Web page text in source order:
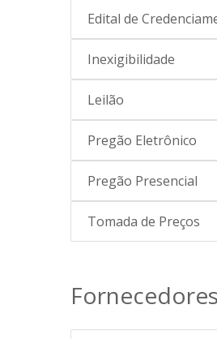
Edital de
Inexigibilidade
Leilão
Pregão Eletrônico
Pregão Presencial
Tomada de Preços
Fornecedores